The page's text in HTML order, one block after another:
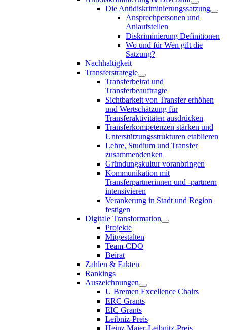
Die Antidiskriminierungssatzung
Ansprechpersonen und
Anlaufstellen
Diskriminierung Definitionen
Wo und für Wen gilt die
Satzung?
Nachhaltigkeit
Transferstrategie
Transferbeirat und
Transferbeauftragte
Sichtbarkeit von Transfer erhöhen
und Wertschätzung für
Transferaktivitäten ausdrücken
Transferkompetenzen stärken und
Unterstützungsstrukturen etablieren
Lehre, Studium und Transfer
zusammendenken
Gründungskultur voranbringen
Kommunikation mit
Transferpartnerinnen und -partnern
intensivieren
Verankerung in Stadt und Region
festigen
Digitale Transformation
Projekte
Mitgestalten
Team-CDO
Beirat
Zahlen & Fakten
Rankings
Auszeichnungen
U Bremen Excellence Chairs
ERC Grants
EIC Grants
Leibniz-Preis
Heinz Maier-Leibnitz-Preis